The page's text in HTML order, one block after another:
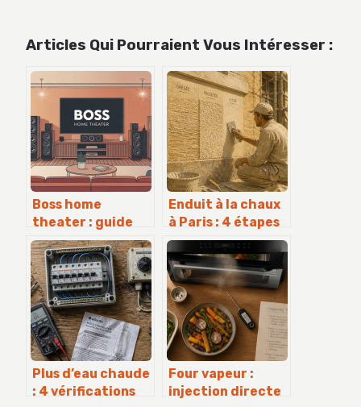
Articles Qui Pourraient Vous Intéresser :
Boss home
theater : guide
complet pour
choisir, installer
et optimiser
Enduit à la chaux
à Paris : 4 étapes
clés pour
restaurer
durablement
votre façade
Plus d’eau chaude
: 4 vérifications
Four vapeur :
injection directe